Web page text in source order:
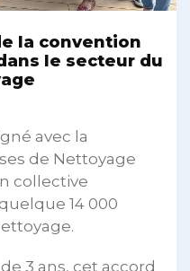
la convention
le secteur du
avec la
de Nettoyage
collective
14 000
3 ans, cet accord